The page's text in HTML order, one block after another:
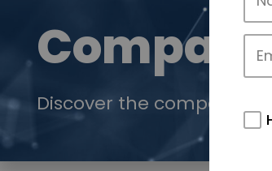
Discover the companies